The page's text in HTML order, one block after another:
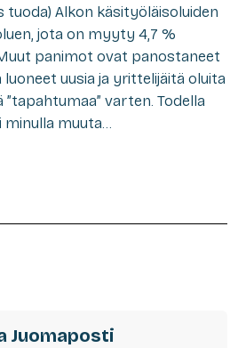
tuoda) Alkon käsityöläisoluiden
jota on myyty 4,7 %
panimot ovat panostaneet
uusia ja yrittelijäitä oluita
varten. Todella
minulla muuta…
Juomaposti